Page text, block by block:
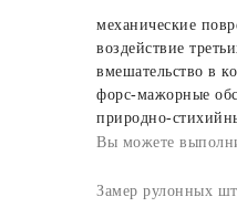
механические
воздействие
вмешательство в
форс-мажорные
природно-
Вы можете
Замер рулонных